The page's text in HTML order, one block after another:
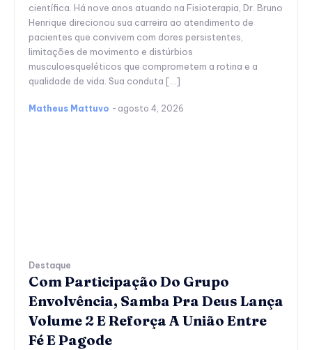
científica. Há nove anos atuando na Fisioterapia, Dr. Bruno
Henrique direcionou sua carreira ao atendimento de
pacientes que convivem com dores persistentes,
limitações de movimento e distúrbios
musculoesqueléticos que comprometem a rotina e a
qualidade de vida. Sua conduta […]
Matheus Mattuvo - agosto 4, 2026
Destaque
Com Participação Do Grupo
Envolvência, Samba Pra Deus Lança
Volume 2 E Reforça A União Entre
Fé E Pagode